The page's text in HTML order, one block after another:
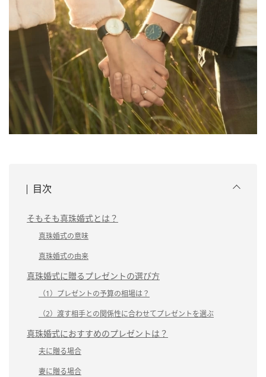
目次
そもそも真珠婚式とは？
真珠婚式の意味
真珠婚式の由来
真珠婚式に贈るプレゼントの選び方
（1）プレゼントの予算の相場は？
（2）渡す相手との関係性に合わせてプレゼントを選ぶ
真珠婚式におすすめのプレゼントは？
夫に贈る場合
妻に贈る場合